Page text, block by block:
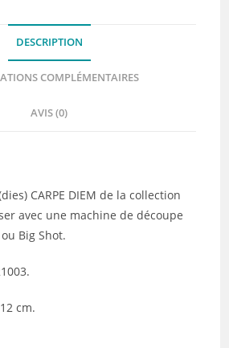
DESCRIPTION
COMPLÉMENTAIRES
AVIS (0)
CARPE DIEM de la collection
avec une machine de découpe
Big Shot.
cm.